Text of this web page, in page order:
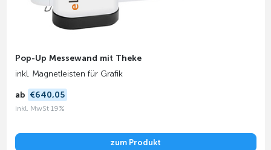
Pop-Up Messewand mit Theke
inkl. Magnetleisten für Grafik
ab €640,05
inkl. MwSt 19%
zum Produkt